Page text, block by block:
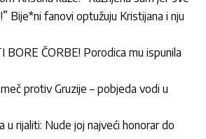
Bije*ni fanovi optužuju Kristijana i nju
BORE ČORBE! Porodica mu ispunila
protiv Gruzije – pobjeda vodi u
u rijaliti: Nude joj najveći honorar do